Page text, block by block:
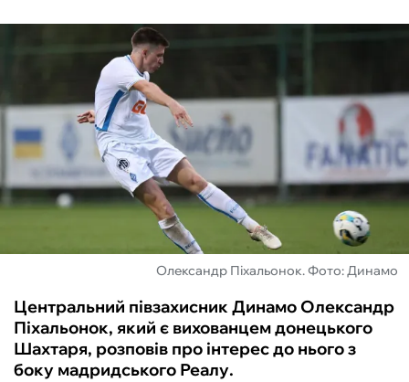
КІБЕРСПОРТ
ФУТЗАЛ
ІНШІ
БУКМЕКЕРИ
Олександр Піхальонок. Фото: Динамо
Центральний півзахисник Динамо Олександр
Піхальонок, який є вихованцем донецького
Шахтаря, розповів про інтерес до нього з
боку мадридського Реалу.